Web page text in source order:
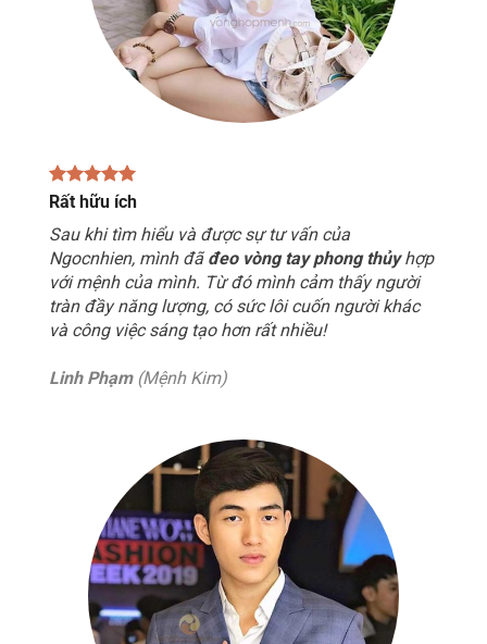
Rất hữu ích
Sau khi tìm hiểu và được sự tư vấn của
Ngocnhien, mình đã đeo vòng tay phong thủyhợp
với mệnh của mình. Từ đó mình cảm thấy người
tràn đầy năng lượng, có sức lôi cuốn người khác
và công việc sáng tạo hơn rất nhiều!
Linh Phạm(Mệnh Kim)